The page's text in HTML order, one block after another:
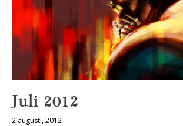
Juli 2012
2 augusti, 2012